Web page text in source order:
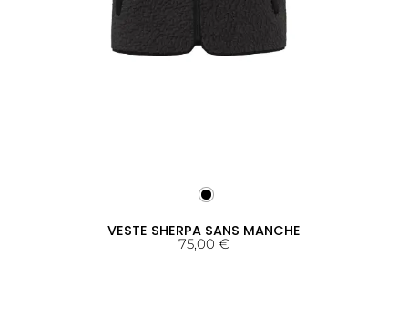
VESTE SHERPA SANS MANCHE
75,00 €